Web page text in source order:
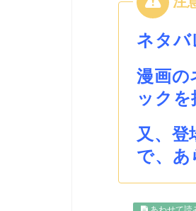
ネタバ
漫画の
ックを
又、
で、あ